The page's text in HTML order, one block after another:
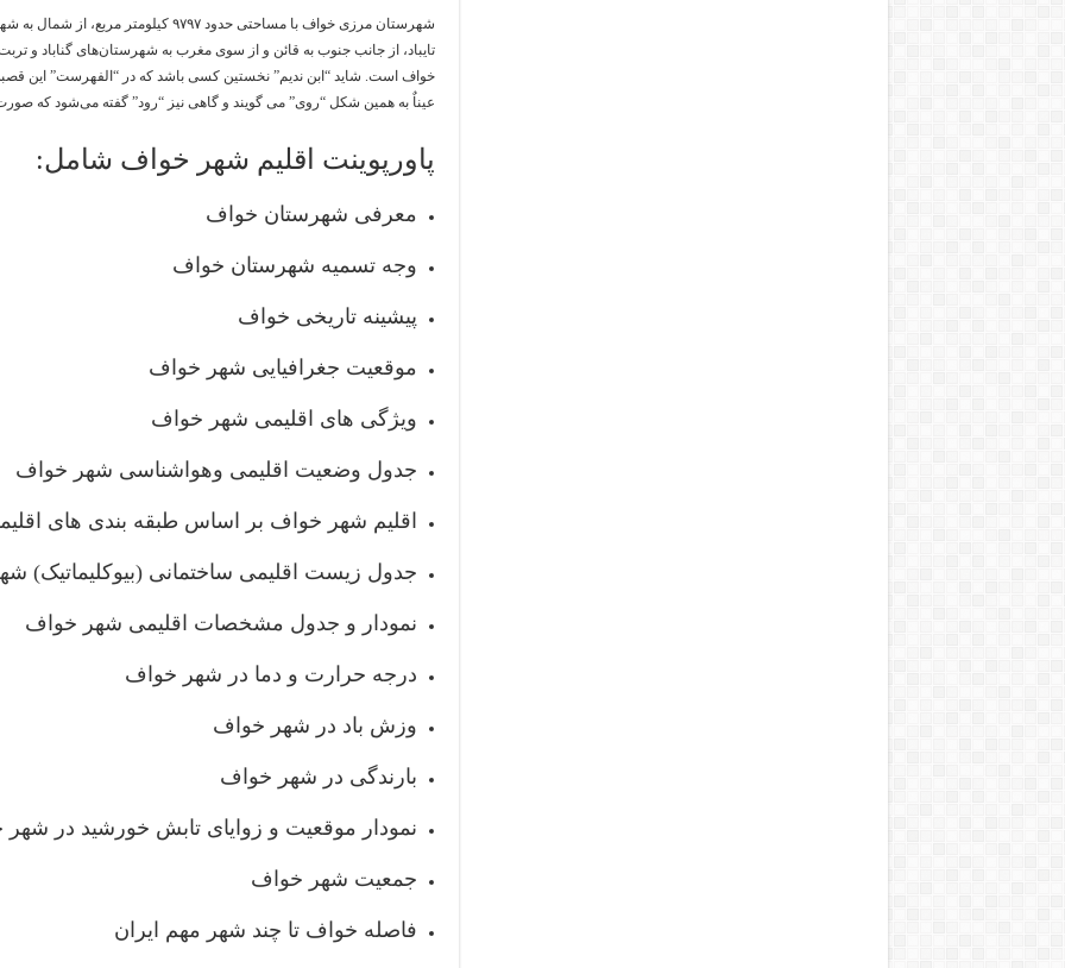
شهرستان مرزی خواف با مساحتی حدود ۹۷۹۷
تایباد، از جانب جنوب به قائن و از سوی مغرب به شهرستان‌های گناباد و
خواف است. شاید “ابن ندیم” نخستین کسی باشد که در “الفهرست” این
عیناٌ به همین شکل “روی” می گویند و گاهی نیز “رود” گفته می‌شود که
پاورپوینت اقلیم شهر خواف شامل:
معرفی شهرستان خواف
وجه تسمیه شهرستان خواف
پیشینه تاریخی خواف
موقعیت جغرافیایی شهر خواف
ویژگی های اقلیمی شهر خواف
جدول وضعیت اقلیمی وهواشناسی شهر خواف
اقلیم شهر خواف بر اساس طبقه بندی های
جدول زیست اقلیمی ساختمانی (بیوکلیماتیک)
نمودار و جدول مشخصات اقلیمی شهر خواف
درجه حرارت و دما در شهر خواف
وزش باد در شهر خواف
بارندگی در شهر خواف
نمودار موقعیت و زوایای تابش خورشید در
جمعیت شهر خواف
فاصله خواف تا چند شهر مهم ایران